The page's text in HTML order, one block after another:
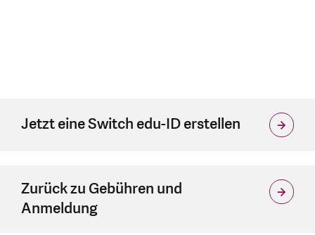
Jetzt eine Switch edu-ID erstellen
Zurück zu Gebühren und
Anmeldung